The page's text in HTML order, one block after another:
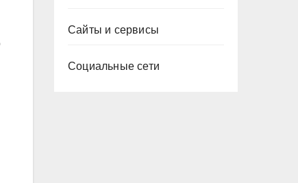
Сайты и сервисы
Социальные сети